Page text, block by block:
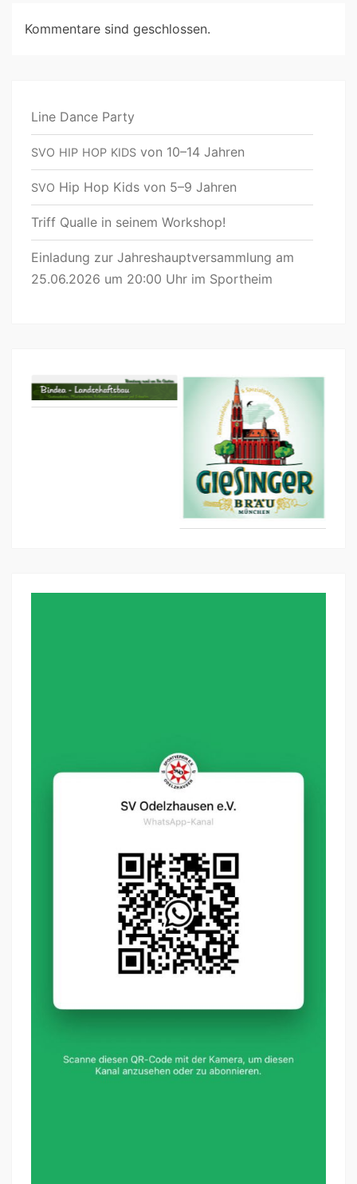
Kommentare sind geschlossen.
Line Dance Party
SVO HIP HOP KIDS von 10–14 Jahren
SVO Hip Hop Kids von 5–9 Jahren
Triff Qualle in seinem Workshop!
Einladung zur Jahreshauptversammlung am
25.06.2026 um 20:00 Uhr im Sportheim